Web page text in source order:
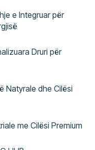
e Integruar për
Druri për
Natyrale dhe Cilësi
me Cilësi Premium